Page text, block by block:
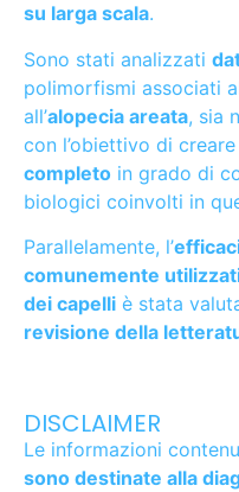
su larga scala.
Sono stati analizzati
polimorfismi associati
all’alopecia areata, sia
con l’obiettivo di
completo in grado di
biologici coinvolti in
Parallelamente, l’
comunemente
dei capelli è stata
revisione della
DISCLAIMER
Le informazioni
sono destinate alla